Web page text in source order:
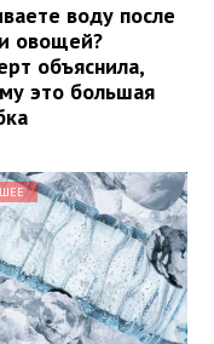
воду после
овощей?
объяснила,
это большая